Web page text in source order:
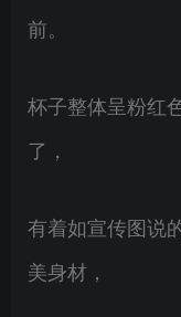
前。
杯子整体呈粉红
了，
有着如宣传图说
美身材，